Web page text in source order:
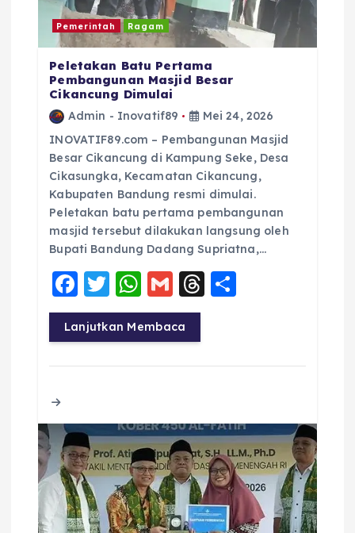
Pemerintah Ragam
Peletakan Batu Pertama
Pembangunan Masjid Besar
Cikancung Dimulai
Admin - Inovatif89
Mei 24, 2026
INOVATIF89.com – Pembangunan Masjid
Besar Cikancung di Kampung Seke, Desa
Cikasungka, Kecamatan Cikancung,
Kabupaten Bandung resmi dimulai.
Peletakan batu pertama pembangunan
masjid tersebut dilakukan langsung oleh
Bupati Bandung Dadang Supriatna,…
F
a
c
e
o
k
T
w
it
te
W
h
a
ts
p
G
m
ai
l
T
a re
Lanjutkan Membaca